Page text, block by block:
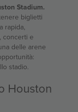
Stadium.
biglietti
rapida,
concerti e
delle arene
stadio.
Houston